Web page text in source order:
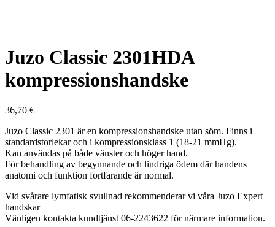
Juzo Classic 2301HDA
kompressionshandske
36,70 €
Juzo Classic 2301 är en kompressionshandske utan söm. Finns i
standardstorlekar och i kompressionsklass 1 (18-21 mmHg).
Kan användas på både vänster och höger hand.
För behandling av begynnande och lindriga ödem där handens
anatomi och funktion fortfarande är normal.
Vid svårare lymfatisk svullnad rekommenderar vi våra Juzo Expert
handskar
Vänligen kontakta kundtjänst 06-2243622 för närmare information.